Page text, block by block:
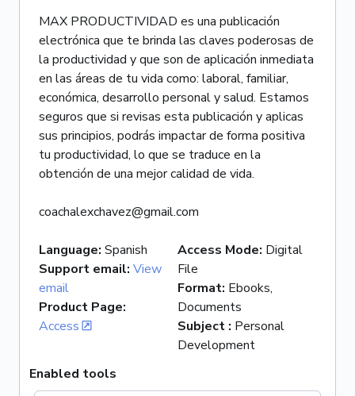
MAX PRODUCTIVIDAD es una publicación
electrónica que te brinda las claves poderosas de
la productividad y que son de aplicación inmediata
en las áreas de tu vida como: laboral, familiar,
económica, desarrollo personal y salud. Estamos
seguros que si revisas esta publicación y aplicas
sus principios, podrás impactar de forma positiva
tu productividad, lo que se traduce en la
obtención de una mejor calidad de vida.
coachalexchavez@gmail.com
Language: Spanish
Support email: View
email
Product Page:
Access
Access Mode: Digital
File
Format: Ebooks,
Documents
Subject : Personal
Development
Enabled tools